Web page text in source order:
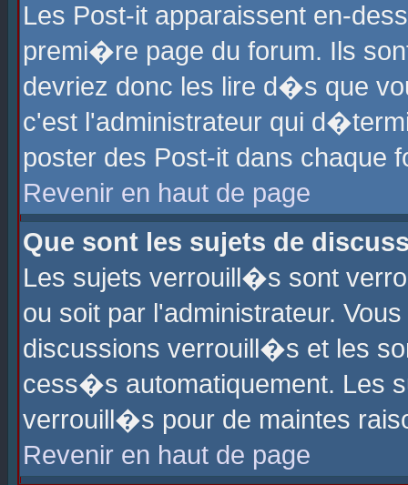
Les Post-it apparaissent en-
premi�re page du forum. Ils
devriez donc les lire d�s que
c'est l'administrateur qui
poster des Post-it dans chaque
Revenir en haut de page
Que sont les sujets de
Les sujets verrouill�s sont
ou soit par l'administrateur.
discussions verrouill�s et les
cess�s automatiquement. Les
verrouill�s pour de maintes
Revenir en haut de page